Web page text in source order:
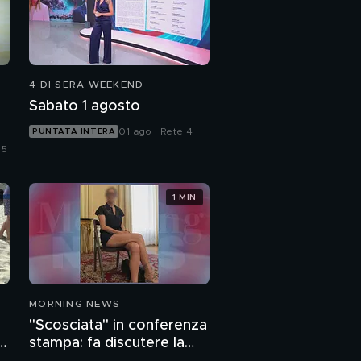
4 DI SERA WEEKEND
Sabato 1 agosto
PUNTATA INTERA 01 ago | Rete 4
MORNING NEWS
"Scosciata" in conferenza
stampa: fa discutere la
1 MIN